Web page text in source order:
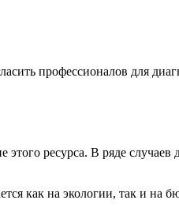
профессионалов для
ресурса. В ряде
как на экологии, так и на